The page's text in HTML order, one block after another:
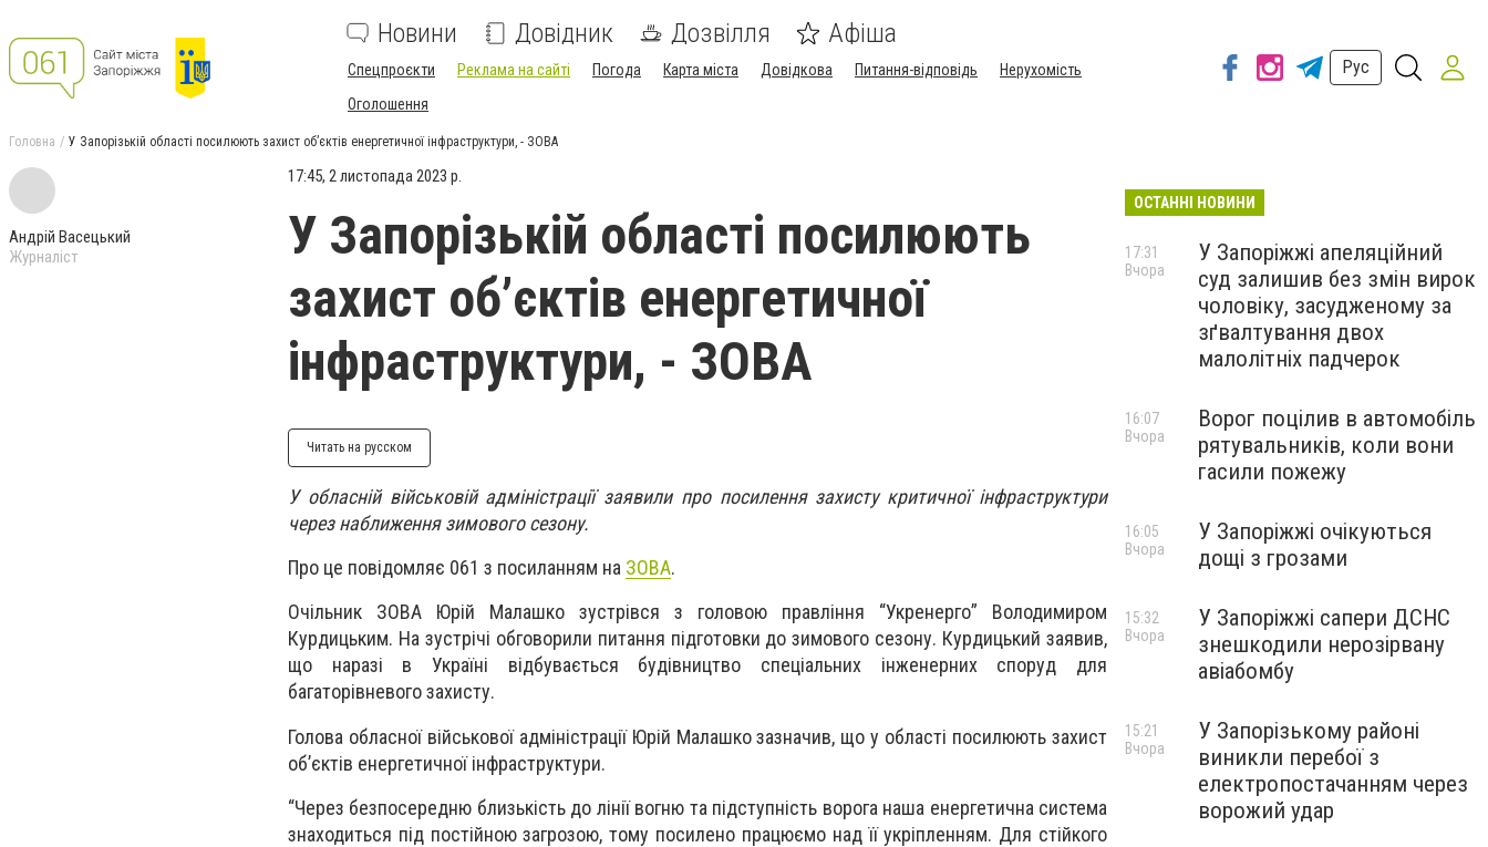
Новини Довідник Дозвілля Афіша
Спецпроєкти Реклама на сайті Погода Карта міста Довідкова Питання-відповідь
Нерухомість
Оголошення
Рус
Головна У Запорізькій області посилюють захист об’єктів енергетичної інфраструктури, - ЗОВА
Андрій Васецький
Журналіст
17:45, 2 листопада 2023 р.
У Запорізькій області посилюють
захист об’єктів енергетичної
інфраструктури, - ЗОВА
Читать на русском
У обласній військовій адміністрації заявили про посилення захисту критичної інфраструктури
через наближення зимового сезону.
Про це повідомляє 061 з посиланням на ЗОВА.
Очільник ЗОВА Юрій Малашко зустрівся з головою правління “Укренерго” Володимиром
Курдицьким. На зустрічі обговорили питання підготовки до зимового сезону. Курдицький заявив,
що наразі в Україні відбувається будівництво спеціальних інженерних споруд для
багаторівневого захисту.
Голова обласної військової адміністрації Юрій Малашко зазначив, що у області посилюють захист
об’єктів енергетичної інфраструктури.
“Через безпосередню близькість до лінії вогню та підступність ворога наша енергетична система
знаходиться під постійною загрозою, тому посилено працюємо над її укріпленням. Для стійкого
ОСТАННІ НОВИНИ
У Запоріжжі апеляційний
суд залишив без змін вирок
чоловіку, засудженому за
зґвалтування двох
малолітніх падчерок
17:31
Вчора
Ворог поцілив в автомобіль
рятувальників, коли вони
гасили пожежу
16:07
Вчора
У Запоріжжі очікуються
дощі з грозами
16:05
Вчора
У Запоріжжі сапери ДСНС
знешкодили нерозірвану
авіабомбу
15:32
Вчора
У Запорізькому районі
виникли перебої з
електропостачанням через
ворожий удар
15:21
Вчора